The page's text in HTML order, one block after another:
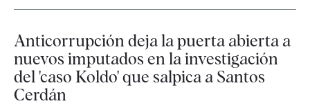
Anticorrupción deja la puerta abierta a
nuevos imputados en la investigación
del 'caso Koldo' que salpica a Santos
Cerdán